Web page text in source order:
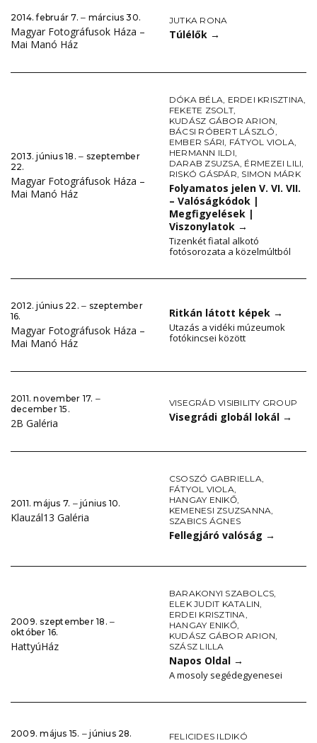
2014. február 7. ‒ március 30.
Magyar Fotográfusok Háza –
Mai Manó Ház
JUTKA RONA
Túlélők →
2013. június 18. ‒ szeptember
22.
Magyar Fotográfusok Háza –
Mai Manó Ház
DÓKA BÉLA, ERDEI KRISZTINA,
FEKETE ZSOLT,
KUDÁSZ GÁBOR ARION,
BÁCSI RÓBERT LÁSZLÓ,
EMBER SÁRI, FÁTYOL VIOLA,
HERMANN ILDI,
DARAB ZSUZSA, ÉRMEZEI LILI,
RISKÓ GÁSPÁR, SIMON MÁRK
Folyamatos jelen V. VI. VII.
– Valóságkódok |
Megfigyelések |
Viszonylatok →
Tizenkét fiatal alkotó
fotósorozata a közelmúltból
2012. június 22. ‒ szeptember
16.
Magyar Fotográfusok Háza –
Mai Manó Ház
Ritkán látott képek →
Utazás a vidéki múzeumok
fotókincsei között
2011. november 17. ‒
december 15.
2B Galéria
VISEGRÁD VISIBILITY GROUP
Visegrádi globál lokál →
2011. május 7. ‒ június 10.
Klauzál13 Galéria
CSOSZÓ GABRIELLA,
FÁTYOL VIOLA,
HANGAY ENIKŐ,
KEMENESI ZSUZSANNA,
SZABICS ÁGNES
Fellegjáró valóság →
2009. szeptember 18. ‒
október 16.
HattyúHáz
BARAKONYI SZABOLCS,
ELEK JUDIT KATALIN,
ERDEI KRISZTINA,
HANGAY ENIKŐ,
KUDÁSZ GÁBOR ARION,
SZÁSZ LILLA
Napos Oldal →
A mosoly segédegyenesei
2009. május 15. ‒ június 28. FELICIDES ILDIKÓ